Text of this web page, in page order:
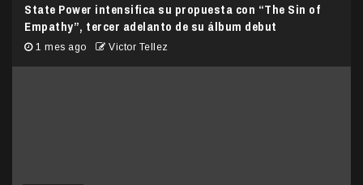
State Power intensifica su propuesta con “The Sin of
Empathy”, tercer adelanto de su álbum debut
1 mes ago Victor Tellez